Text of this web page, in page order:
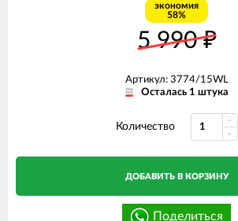
экономия
58%
5 990₽
Артикул: 3774/15WL
Осталась 1 штука
Количество
ДОБАВИТЬ В КОРЗИНУ
Поделиться